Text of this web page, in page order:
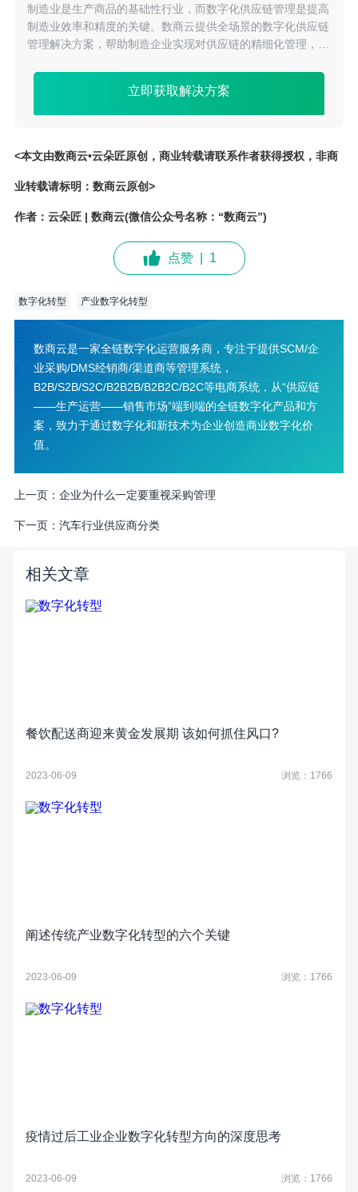
制造业是生产商品的基础性行业，而数字化供应链管理是提高
制造业效率和精度的关键。数商云提供全场景的数字化供应链
管理解决方案，帮助制造企业实现对供应链的精细化管理，从
率，降低成本。
立即获取解决方案
<本文由数商云•云朵匠原创，商业转载请联系作者获得授权，非商
业转载请标明：数商云原创>
作者：云朵匠 | 数商云(微信公众号名称：“数商云”)
点赞 1
数字化转型 产业数字化转型
数商云是一家全链数字化运营服务商，专注于提供SCM/企
业采购/DMS经销商/渠道商等管理系统，
B2B/S2B/S2C/B2B2B/B2B2C/B2C等电商系统，从“供应链
——生产运营——销售市场”端到端的全链数字化产品和方
案，致力于通过数字化和新技术为企业创造商业数字化价
值。
上一页： 企业为什么一定要重视采购管理
下一页： 汽车行业供应商分类
相关文章
餐饮配送商迎来黄金发展期 该如何抓住风口?
2023-06-09 浏览：1766
阐述传统产业数字化转型的六个关键
2023-06-09 浏览：1766
疫情过后工业企业数字化转型方向的深度思考
2023-06-09 浏览：1766